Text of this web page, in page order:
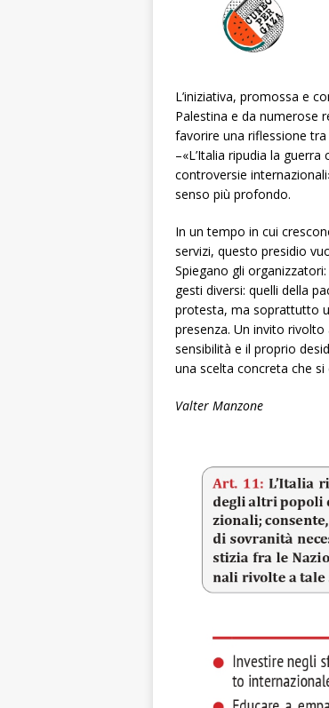
L’iniziativa, promossa e
Palestina e da numerose
favorire una riflessione
–«L’Italia ripudia la
controversie
senso più profondo.
In un tempo in cui
servizi, questo presidio
Spiegano gli
gesti diversi: quelli della
protesta, ma soprattutto
presenza. Un invito
sensibilità e il proprio
una scelta concreta che
Valter Manzone